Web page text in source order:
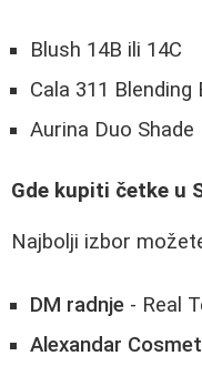
Blush 14B ili 14C
Cala 311 Blending
Aurina Duo Shade
Gde kupiti četke u
Najbolji izbor
DM radnje - Real
Alexandar